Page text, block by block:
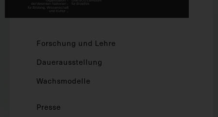
Forschung und Lehre
Dauerausstellung
Wachsmodelle
Presse